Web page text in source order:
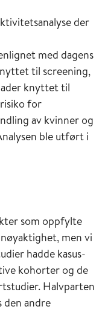
der
med dagens
til screening,
knyttet til
for
av kvinner og
ble utført i
som oppfylte
men vi
hadde kasus-
kohorter og de
Halvparten
den andre